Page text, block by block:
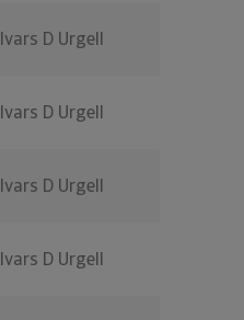
Ivars D Urgell
Ivars D Urgell
Ivars D Urgell
Ivars D Urgell